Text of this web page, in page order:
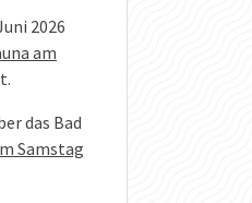
2026
am
das Bad
Samstag